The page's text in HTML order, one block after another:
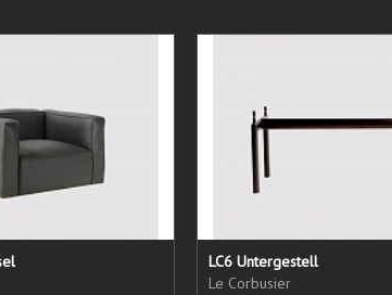
LC6 Untergestell
Le Corbusier